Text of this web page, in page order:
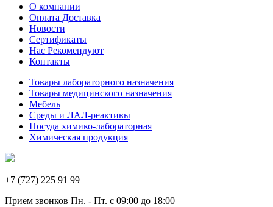
О компании
Оплата Доставка
Новости
Сертификаты
Нас Рекомендуют
Контакты
Товары лабораторного назначения
Товары медицинского назначения
Мебель
Среды и ЛАЛ-реактивы
Посуда химико-лабораторная
Химическая продукция
+7 (727) 225 91 99
Прием звонков Пн. - Пт. с 09:00 до 18:00